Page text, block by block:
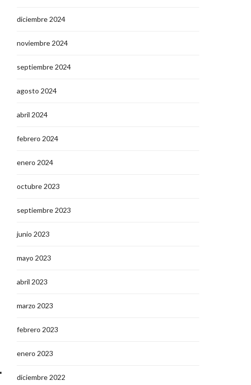
diciembre 2024
noviembre 2024
septiembre 2024
agosto 2024
abril 2024
febrero 2024
enero 2024
octubre 2023
septiembre 2023
junio 2023
mayo 2023
abril 2023
marzo 2023
febrero 2023
enero 2023
diciembre 2022